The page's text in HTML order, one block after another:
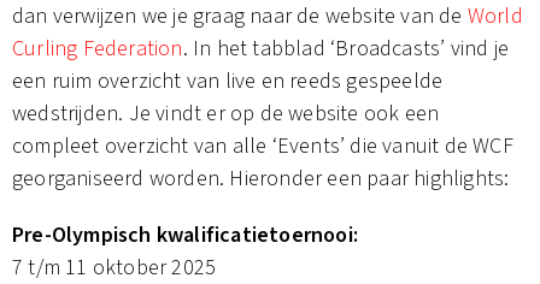
dan verwijzen we je graag naar de website van de World
Curling Federation. In het tabblad ‘Broadcasts’ vind je
een ruim overzicht van live en reeds gespeelde
wedstrijden. Je vindt er op de website ook een
compleet overzicht van alle ‘Events’ die vanuit de WCF
georganiseerd worden. Hieronder een paar highlights:
Pre-Olympisch kwalificatietoernooi:
7 t/m 11 oktober 2025